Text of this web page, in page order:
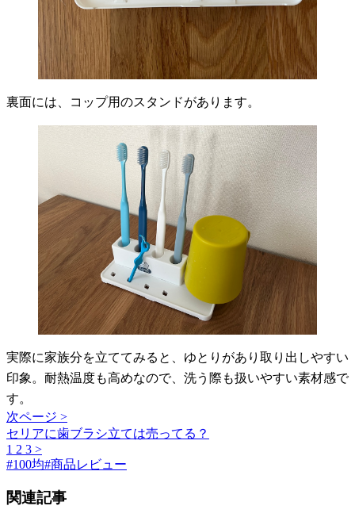
裏面には、コップ用のスタンドがあります。
実際に家族分を立ててみると、ゆとりがあり取り出しやすい
印象。耐熱温度も高めなので、洗う際も扱いやすい素材感で
す。
次ページ >
セリアに歯ブラシ立ては売ってる？
1 2 3 >
#100均#商品レビュー
関連記事